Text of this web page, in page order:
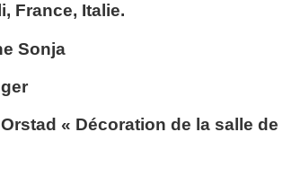
France, Italie.
Sonja
« Décoration de la salle de